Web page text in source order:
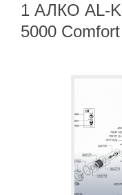
1 АЛКО AL-
5000